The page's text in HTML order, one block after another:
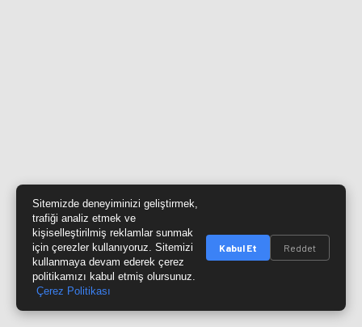
Sitemizde deneyiminizi geliştirmek,
trafiği analiz etmek ve
kişiselleştirilmiş reklamlar sunmak
için çerezler kullanıyoruz. Sitemizi
kullanmaya devam ederek çerez
politikamızı kabul etmiş olursunuz.
Çerez Politikası
Kabul Et Reddet